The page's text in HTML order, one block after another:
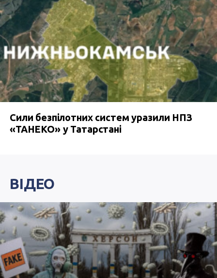
Сили безпілотних систем уразили НПЗ
«ТАНЕКО» у Татарстані
ВІДЕО